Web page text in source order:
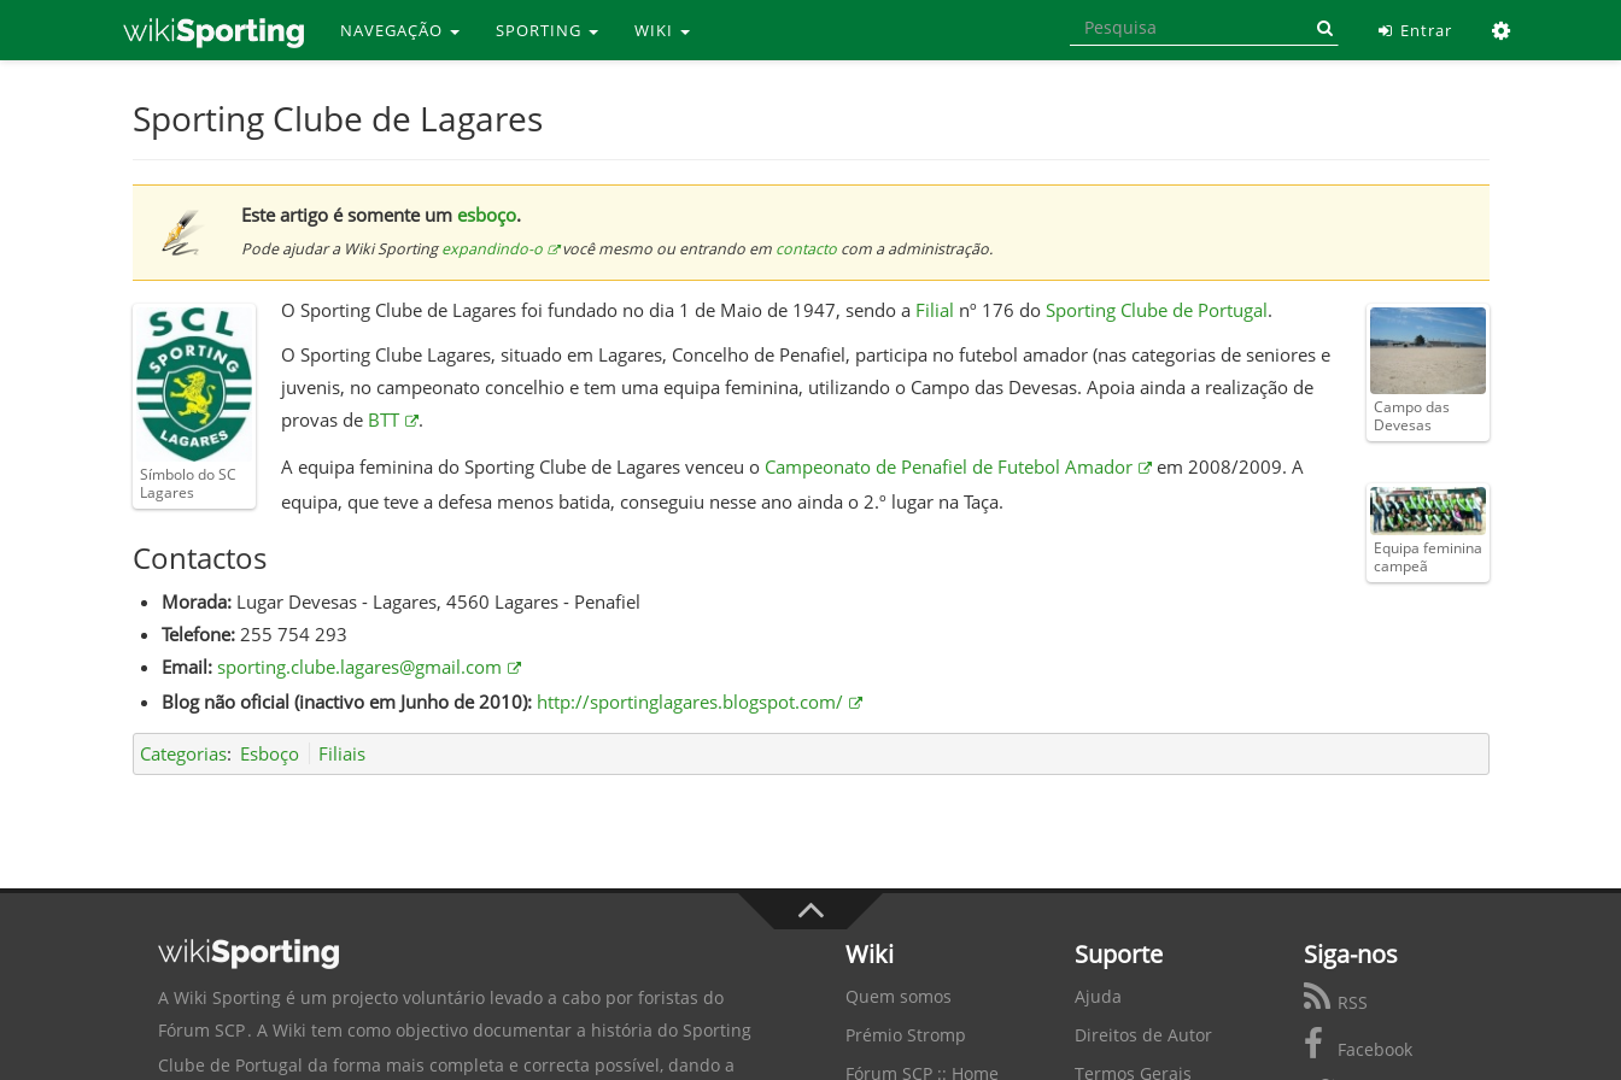
NAVEGAÇÃO SPORTING WIKI Entrar
Sporting Clube de Lagares
Este artigo é somente um esboço.
Pode ajudar a Wiki Sportingexpandindo-o você mesmo ou entrando em contactocom a administração.
Símbolo do SC
Lagares
Campo das
Devesas
O Sporting Clube de Lagares foi fundado no dia 1 de Maio de 1947, sendo a Filial nº 176 do Sporting Clube de Portugal.
O Sporting Clube Lagares, situado em Lagares, Concelho de Penafiel, participa no futebol amador (nas categorias de seniores e
juvenis, no campeonato concelhio e tem uma equipa feminina, utilizando o Campo das Devesas. Apoia ainda a realização de
provas de BTT .
Equipa feminina
campeã
A equipa feminina do Sporting Clube de Lagares venceu o Campeonato de Penafiel de Futebol Amador
em 2008/2009. A
equipa, que teve a defesa menos batida, conseguiu nesse ano ainda o 2.º lugar na Taça.
Contactos
Morada:Lugar Devesas - Lagares, 4560 Lagares - Penafiel
Telefone:255 754 293
Email: sporting.clube.lagares@gmail.com
Blog não oficial (inactivo em Junho de 2010): http://sportinglagares.blogspot.com/
Categorias: Esboço Filiais
A Wiki Sporting é um projecto voluntário levado a cabo por foristas do
Fórum SCP. A Wiki tem como objectivo documentar a história do Sporting
Clube de Portugal da forma mais completa e correcta possível, dando a
Wiki
Quem somos
Prémio Stromp
Fórum SCP :: Home
Suporte
Ajuda
Direitos de Autor
Termos Gerais
Siga-nos
RSS
Facebook